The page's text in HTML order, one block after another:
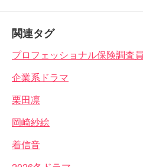
関連タグ
プロフェッショナル保険調査
企業系ドラマ
栗田凛
岡崎紗絵
着信音